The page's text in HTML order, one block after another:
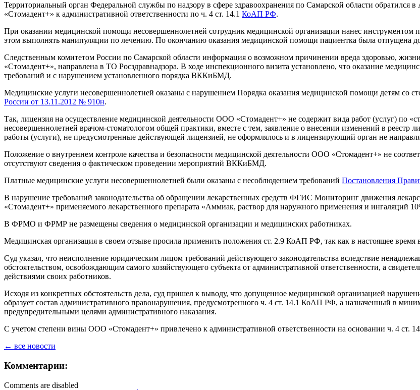
Территориальный орган Федеральной службы по надзору в сфере здравоохранения по Самарской области
«Стомадент+» к административной ответственности по ч. 4 ст. 14.1 КоАП РФ.
При оказании медицинской помощи несовершеннолетней сотрудник медицинской организации нанес
этом выполнять манипуляции по лечению. По окончанию оказания медицинской помощи пациентка была отпущена
Следственным комитетом России по Самарской области информация о возможном причинении вреда здоровью,
«Стомадент+», направлена в ТО Росздравнадзора. В ходе инспекционного визита установлено, что оказание
требований и с нарушением установленного порядка ВККиБМД.
Медицинские услуги несовершеннолетней оказаны с нарушением Порядка оказания медицинской помощи детям со
России от 13.11.2012 № 910н.
Так, лицензия на осуществление медицинской деятельности ООО «Стомадент+» не содержит вида работ (услуг) по
несовершеннолетней врачом-стоматологом общей практики, вместе с тем, заявление о внесении изменений в реестр
работы (услуги), не предусмотренные действующей лицензией, не оформлялось и в лицензирующий орган не
Положение о внутреннем контроле качества и безопасности медицинской деятельности ООО «Стомадент+» не
отсутствуют сведения о фактическом проведении мероприятий ВККиБМД.
Платные медицинские услуги несовершеннолетней были оказаны с несоблюдением требований Постановления
В нарушение требований законодательства об обращении лекарственных средств ФГИС Мониторинг движения
«Стомадент+» применяемого лекарственного препарата «Аммиак, раствор для наружного применения и ингаляций
В ФРМО и ФРМР не размещены сведения о медицинской организации и медицинских работниках.
Медицинская организация в своем отзыве просила применить положения ст. 2.9 КоАП РФ, так как в настоящее
Суд указал, что неисполнение юридическим лицом требований действующего законодательства вследствие
обстоятельством, освобождающим самого хозяйствующего субъекта от административной ответственности, а
действиями своих работников.
Исходя из конкретных обстоятельств дела, суд пришел к выводу, что допущенное медицинской организацией
образует состав административного правонарушения, предусмотренного ч. 4 ст. 14.1 КоАП РФ, а назначенный в
предупредительными целями административного наказания.
С учетом степени вины ООО «Стомадент+» привлечено к административной ответственности на основании ч. 4 ст.
← все новости
Комментарии:
Comments are disabled